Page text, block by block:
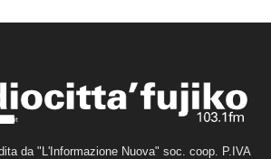
da "L'Informazione Nuova" soc. coop. P.IVA